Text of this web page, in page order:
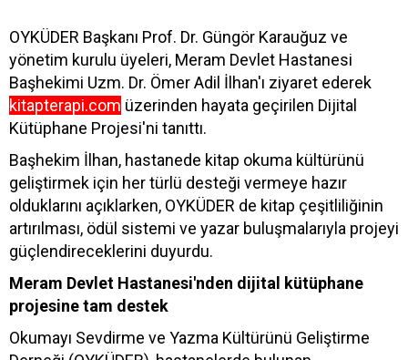
OYKÜDER Başkanı Prof. Dr. Güngör Karauğuz ve
yönetim kurulu üyeleri, Meram Devlet Hastanesi
Başhekimi Uzm. Dr. Ömer Adil İlhan'ı ziyaret ederek
kitapterapi.com üzerinden hayata geçirilen Dijital
Kütüphane Projesi'ni tanıttı.
Başhekim İlhan, hastanede kitap okuma kültürünü
geliştirmek için her türlü desteği vermeye hazır
olduklarını açıklarken, OYKÜDER de kitap çeşitliliğinin
artırılması, ödül sistemi ve yazar buluşmalarıyla projeyi
güçlendireceklerini duyurdu.
Meram Devlet Hastanesi'nden dijital kütüphane
projesine tam destek
Okumayı Sevdirme ve Yazma Kültürünü Geliştirme